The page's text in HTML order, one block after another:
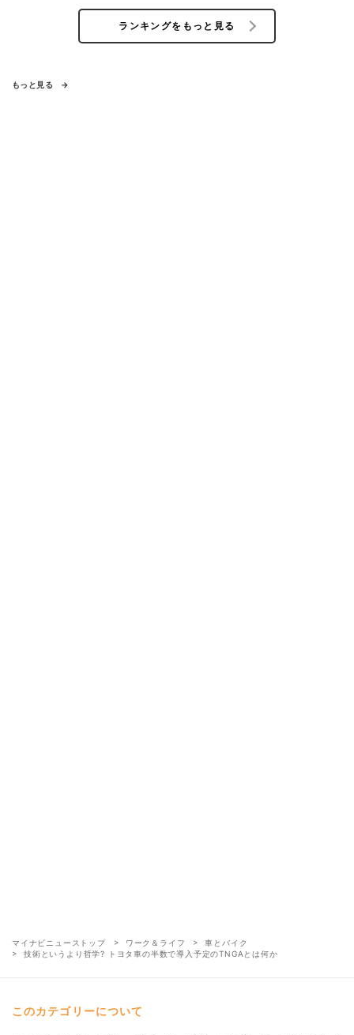
ランキングをもっと見る
もっと見る
マイナビニューストップ ワーク＆ライフ
車とバイク
技術というより哲学? トヨタ車の半数で導入予定のTNGAとは何か
このカテゴリーについて